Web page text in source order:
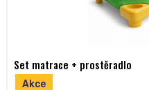
Akce
Set matrace + prostěradlo